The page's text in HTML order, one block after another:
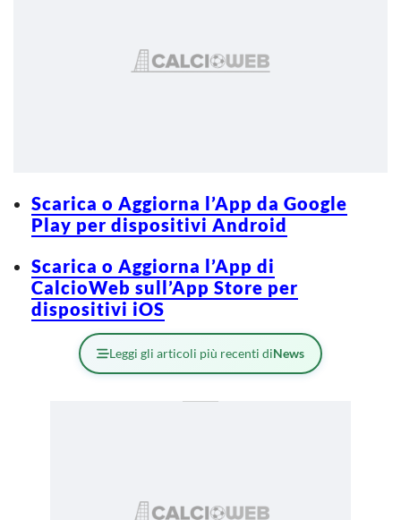
Scarica o Aggiorna l’App da Google
Play per dispositivi Android
Scarica o Aggiorna l’App di
CalcioWeb sull’App Store per
dispositivi iOS
Leggi gli articoli più recenti diNews